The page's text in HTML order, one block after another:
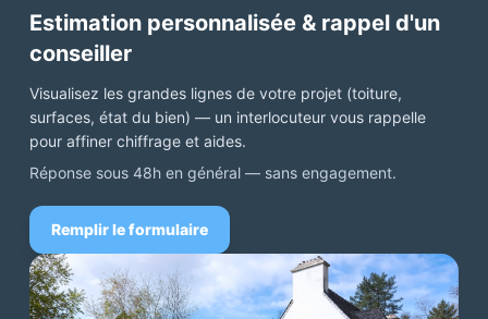
Estimation personnalisée & rappel d'un
conseiller
Visualisez les grandes lignes de votre projet (toiture,
surfaces, état du bien) — un interlocuteur vous rappelle
pour affiner chiffrage et aides.
Réponse sous 48h en général — sans engagement.
Remplir le formulaire